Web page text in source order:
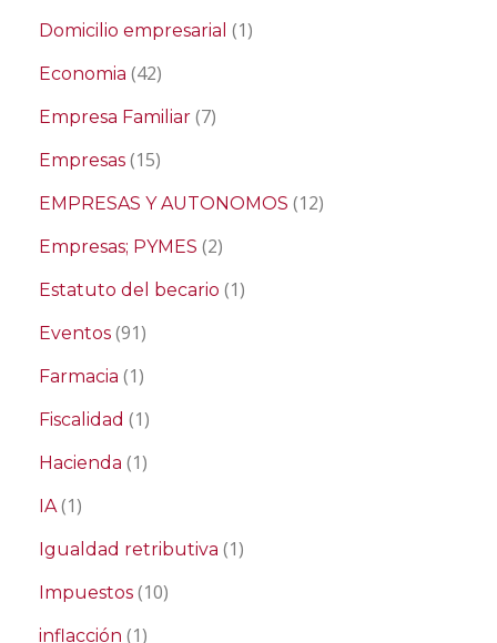
Domicilio empresarial (1)
Economia (42)
Empresa Familiar (7)
Empresas (15)
EMPRESAS Y AUTONOMOS (12)
Empresas; PYMES (2)
Estatuto del becario (1)
Eventos (91)
Farmacia (1)
Fiscalidad (1)
Hacienda (1)
IA(1)
Igualdad retributiva (1)
Impuestos (10)
inflacción (1)